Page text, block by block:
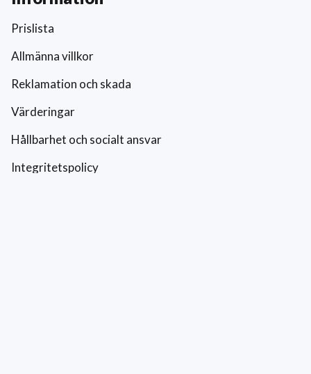
Prislista
Allmänna villkor
Reklamation och skada
Värderingar
Hållbarhet och socialt ansvar
Integritetspolicy